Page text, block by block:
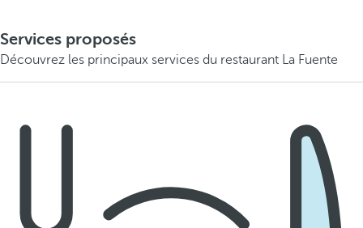
Services proposés
Découvrez les principaux services du restaurant La Fuente